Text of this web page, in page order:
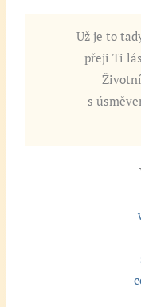
Už je to
přeji Ti
s